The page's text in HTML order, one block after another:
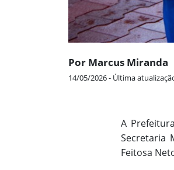
Por Marcus Miranda
14/05/2026 - Última
A
Secretaria
Feitosa